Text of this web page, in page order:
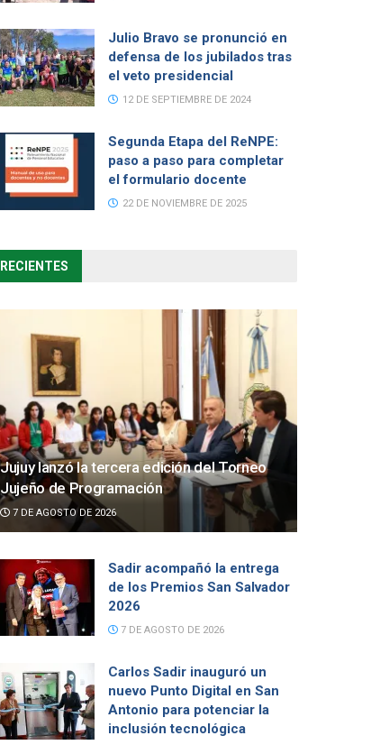
Julio Bravo se pronunció en
defensa de los jubilados tras
el veto presidencial
12 DE SEPTIEMBRE DE 2024
Segunda Etapa del ReNPE:
paso a paso para completar
el formulario docente
22 DE NOVIEMBRE DE 2025
RECIENTES
Jujuy lanzó la tercera edición del Torneo
Jujeño de Programación
7 DE AGOSTO DE 2026
Sadir acompañó la entrega
de los Premios San Salvador
2026
7 DE AGOSTO DE 2026
Carlos Sadir inauguró un
nuevo Punto Digital en San
Antonio para potenciar la
inclusión tecnológica